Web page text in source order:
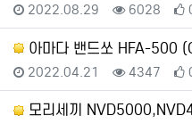
등록일
2022.08.29 조회
6028
아마다 밴드쏘 HFA-500
등록일
2022.04.21 조회
4347
모리세끼